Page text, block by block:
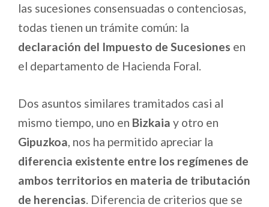
las sucesiones consensuadas o contenciosas,
todas tienen un trámite común: la
declaración del Impuesto de Sucesiones en
el departamento de Hacienda Foral.
Dos asuntos similares tramitados casi al
mismo tiempo, uno en Bizkaia y otro en
Gipuzkoa , nos ha permitido apreciar la
diferencia existente entre los regímenes de
ambos territorios en materia de tributación
de herencias . Diferencia de criterios que se